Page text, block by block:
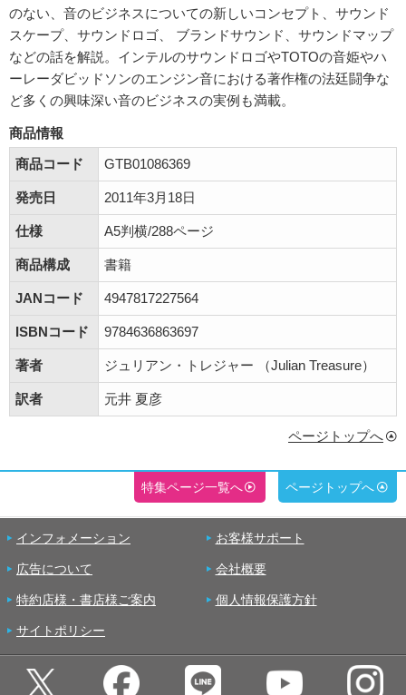
のない、音のビジネスについての新しいコンセプト、サウンド
スケープ、サウンドロゴ、 ブランドサウンド、サウンドマップ
などの話を解説。インテルのサウンドロゴやTOTOの音姫やハ
ーレーダビッドソンのエンジン音における著作権の法廷闘争な
ど多くの興味深い音のビジネスの実例も満載。
商品情報
商品コード
GTB01086369
発売日 2011年3月18日
仕様 A5判横/288ページ
商品構成 書籍
JANコード 4947817227564
ISBNコード 9784636863697
著者 ジュリアン・トレジャー （Julian Treasure）
訳者 元井 夏彦
ページトップへ
特集ページ一覧へ ページトップへ
インフォメーション お客様サポート
広告について 会社概要
特約店様・書店様ご案内 個人情報保護方針
サイトポリシー